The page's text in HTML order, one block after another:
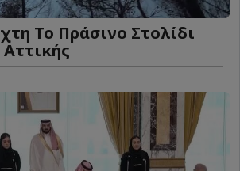
Το Πράσινο Στολίδι